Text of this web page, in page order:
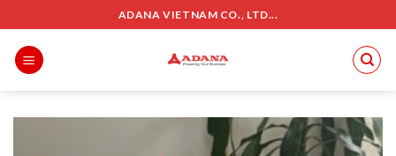
to
content
ADANA VIETNAM CO., LTD...